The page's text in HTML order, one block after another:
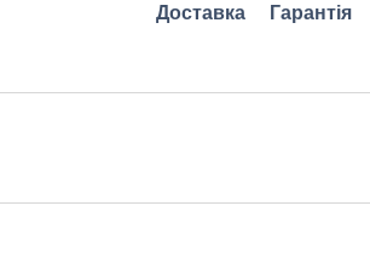
Доставка Гарантія